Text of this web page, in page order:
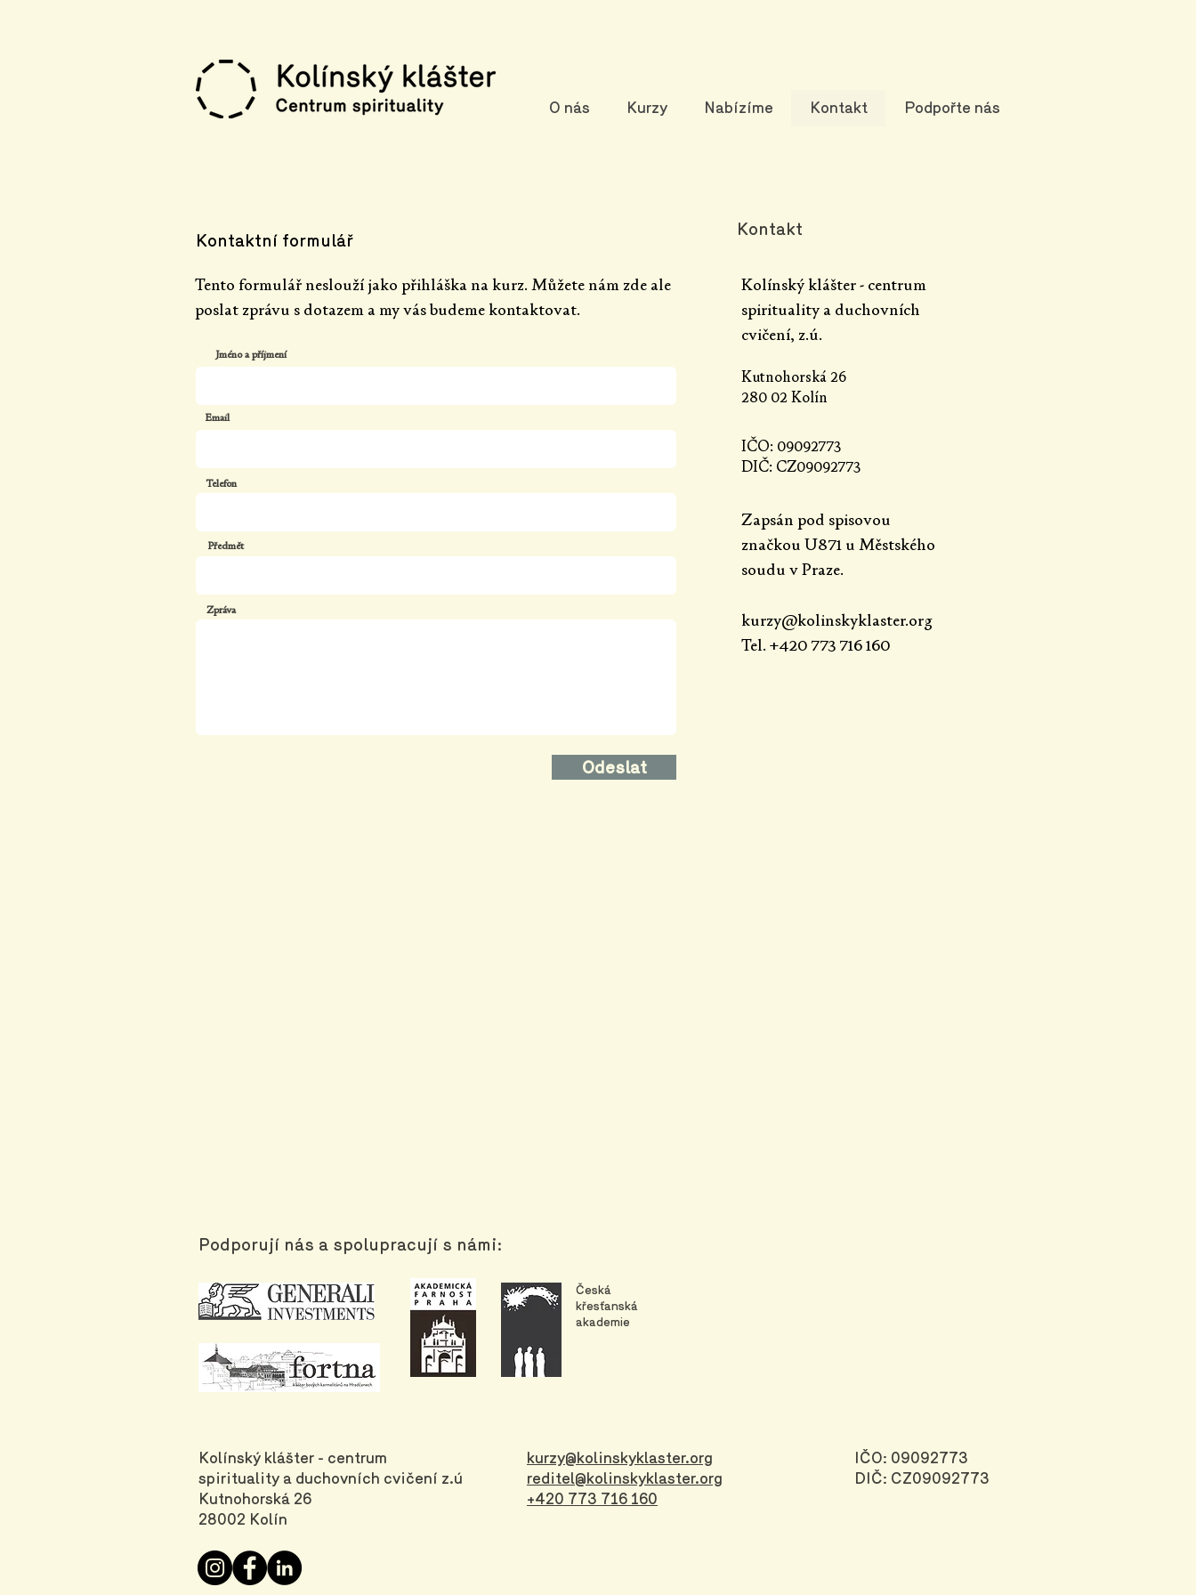
O nás Kurzy Nabízíme Kontakt Podpořte nás
Kontaktní formulář
Tento formulář neslouží jako přihláška na kurz. Můžete nám zde ale
poslat zprávu s dotazem a my vás budeme kontaktovat.
Jméno a příjmení
Email
Telefon
Předmět
Zpráva
Odeslat
Kontakt
Kolínský klášter - centrum
spirituality a duchovních
cvičení, z.ú.
Kutnohorská 26
280 02 Kolín
IČO: 09092773
DIČ: CZ09092773
Zapsán pod spisovou
značkou U871 u Městského
soudu v Praze.
kurzy@kolinskyklaster.org
Tel. +420 773 716 160​
Podporují nás a spolupracují s námi:
Česká
křesťanská
akademie
Kolínský klášter - centrum
spirituality a duchovních cvičení z.ú
Kutnohorská 26
28002 Kolín
kurzy@kolinskyklaster.org
reditel@kolinskyklaster.org
+420 773 716 160
IČO: 09092773
DIČ: CZ09092773